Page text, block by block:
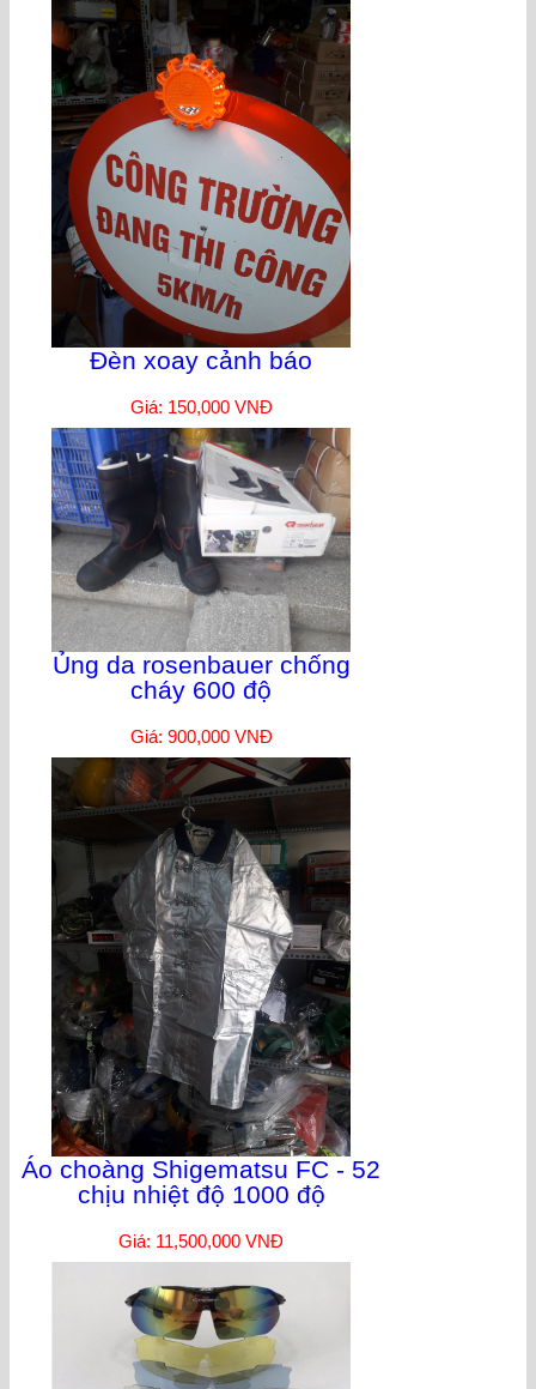
Đèn xoay cảnh báo
Giá: 150,000 VNĐ
Ủng da rosenbauer chống
cháy 600 độ
Giá: 900,000 VNĐ
Áo choàng Shigematsu FC - 52
chịu nhiệt độ 1000 độ
Giá: 11,500,000 VNĐ